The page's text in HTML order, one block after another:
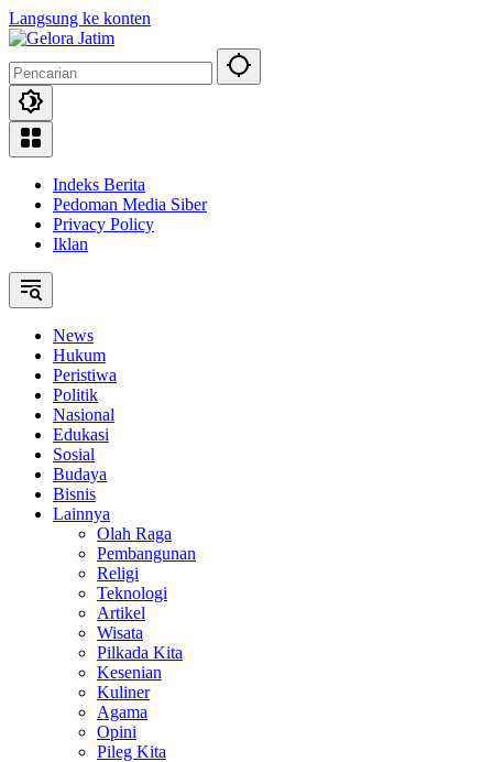
Langsung ke konten
Indeks Berita
Pedoman Media Siber
Privacy Policy
Iklan
News
Hukum
Peristiwa
Politik
Nasional
Edukasi
Sosial
Budaya
Bisnis
Lainnya
Olah Raga
Pembangunan
Religi
Teknologi
Artikel
Wisata
Pilkada Kita
Kesenian
Kuliner
Agama
Opini
Pileg Kita